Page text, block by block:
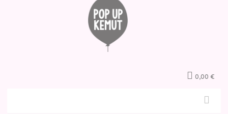
0,00 €